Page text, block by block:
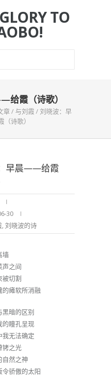
TO
给霞（诗歌）
章/ 与刘霞 /刘晓波：早
诗歌）
早晨——给霞
30
,刘晓波的诗
墙
声之间
被切割
的瘫软所消融
黑暗的区别
的瞳孔呈现
我无法确定
铐之光
自然之神
令骄傲的太阳